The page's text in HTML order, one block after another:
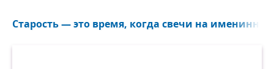
Старость — это время, когда свечи на